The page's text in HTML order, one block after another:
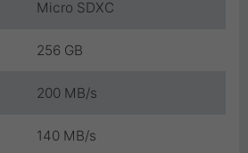
Micro SDXC
256 GB
200 MB/s
140 MB/s